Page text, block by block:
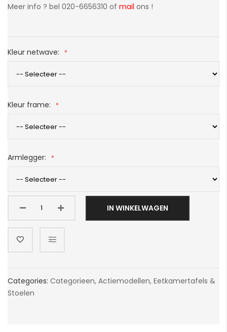
Meer info ? bel 020-6656310 of mail ons !
Kleur netwave:
Kleur frame:
Armlegger:
IN WINKELWAGEN
Categories: Categorieen, Actiemodellen, Eetkamertafels &
Stoelen